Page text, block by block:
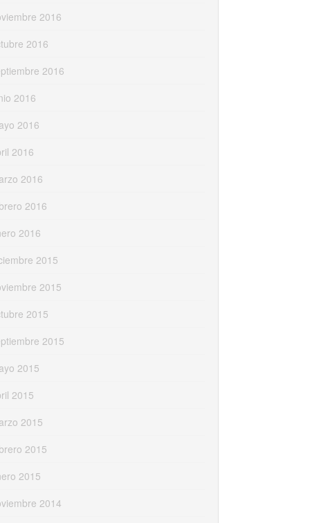
2016
2016
2016
2016
2016
2016
2016
2016
2016
2015
2015
2015
2015
2015
2015
2015
2015
2015
2014